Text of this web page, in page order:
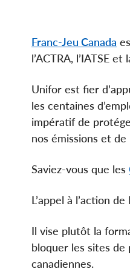
Franc-Jeu Canada
l’ACTRA, l’IATSE
Unifor est fier
les centaines
impératif de
nos émissions et
Saviez-vous que les
L’appel à l’action
Il vise plutôt la
bloquer les sites de
canadiennes.